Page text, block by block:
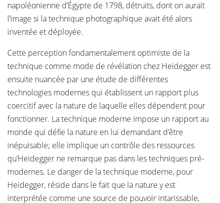
napoléonienne d’Égypte de 1798, détruits, dont on aurait
l’image si la technique photographique avait été alors
inventée et déployée.
Cette perception fondamentalement optimiste de la
technique comme mode de révélation chez Heidegger est
ensuite nuancée par une étude de différentes
technologies modernes qui établissent un rapport plus
coercitif avec la nature de laquelle elles dépendent pour
fonctionner. La technique moderne impose un rapport au
monde qui défie la nature en lui demandant d’être
inépuisable; elle implique un contrôle des ressources
qu’Heidegger ne remarque pas dans les techniques pré-
modernes. Le danger de la technique moderne, pour
Heidegger, réside dans le fait que la nature y est
interprétée comme une source de pouvoir intarissable,